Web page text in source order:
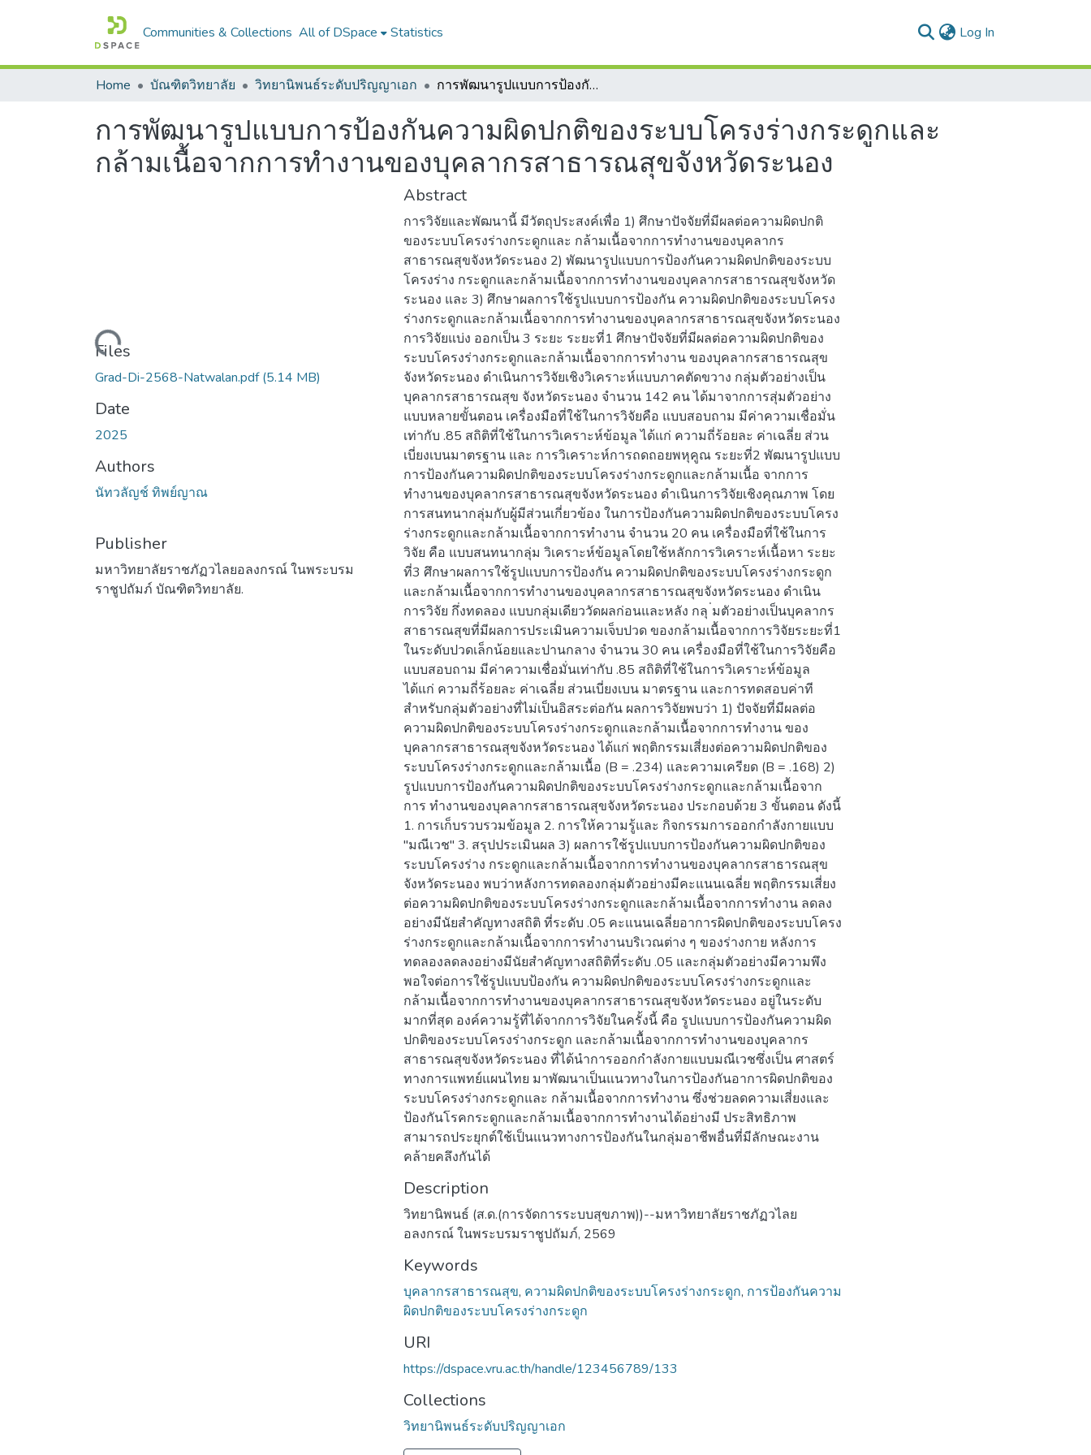
Communities & Collections All of DSpace Statistics Log In
Home บัณฑิตวิทยาลัย วิทยานิพนธ์ระดับปริญญาเอก การพัฒนารูปแบบการป้องกันความผิดปกติของระบบโครงร่างกระดูกและกล้ามเนื้อจากการทำงานของบุคลากรสาธารณสุขจังหวัดระนอง
การพัฒนารูปแบบการป้องกันความผิดปกติของระบบโครงร่างกระดูกและ
กล้ามเนื้อจากการทำงานของบุคลากรสาธารณสุขจังหวัดระนอง
Loading...
Files
Grad-Di-2568-Natwalan.pdf(5.14 MB)
Date
2025
Authors
นัทวลัญช์ ทิพย์ญาณ
Publisher
มหาวิทยาลัยราชภัฏวไลยอลงกรณ์ ในพระบรม
ราชูปถัมภ์ บัณฑิตวิทยาลัย.
Abstract
การวิจัยและพัฒนานี้ มีวัตถุประสงค์เพื่อ 1) ศึกษาปัจจัยที่มีผลต่อความผิดปกติ
ของระบบโครงร่างกระดูกและ กล้ามเนื้อจากการทำงานของบุคลากร
สาธารณสุขจังหวัดระนอง 2) พัฒนารูปแบบการป้องกันความผิดปกติของระบบ
โครงร่าง กระดูกและกล้ามเนื้อจากการทำงานของบุคลากรสาธารณสุขจังหวัด
ระนอง และ 3) ศึกษาผลการใช้รูปแบบการป้องกัน ความผิดปกติของระบบโครง
ร่างกระดูกและกล้ามเนื้อจากการทำงานของบุคลากรสาธารณสุขจังหวัดระนอง
การวิจัยแบ่ง ออกเป็น 3 ระยะ ระยะที่1 ศึกษาปัจจัยที่มีผลต่อความผิดปกติของ
ระบบโครงร่างกระดูกและกล้ามเนื้อจากการทำงาน ของบุคลากรสาธารณสุข
จังหวัดระนอง ดำเนินการวิจัยเชิงวิเคราะห์แบบภาคตัดขวาง กลุ่มตัวอย่างเป็น
บุคลากรสาธารณสุข จังหวัดระนอง จำนวน 142 คน ได้มาจากการสุ่มตัวอย่าง
แบบหลายขั้นตอน เครื่องมือที่ใช้ในการวิจัยคือ แบบสอบถาม มีค่าความเชื่อมั่น
เท่ากับ .85 สถิติที่ใช้ในการวิเคราะห์ข้อมูล ได้แก่ ความถี่ร้อยละ ค่าเฉลี่ย ส่วน
เบี่ยงเบนมาตรฐาน และ การวิเคราะห์การถดถอยพหุคูณ ระยะที่2 พัฒนารูปแบบ
การป้องกันความผิดปกติของระบบโครงร่างกระดูกและกล้ามเนื้อ จากการ
ทำงานของบุคลากรสาธารณสุขจังหวัดระนอง ดำเนินการวิจัยเชิงคุณภาพ โดย
การสนทนากลุ่มกับผู้มีส่วนเกี่ยวข้อง ในการป้องกันความผิดปกติของระบบโครง
ร่างกระดูกและกล้ามเนื้อจากการทำงาน จำนวน 20 คน เครื่องมือที่ใช้ในการ
วิจัย คือ แบบสนทนากลุ่ม วิเคราะห์ข้อมูลโดยใช้หลักการวิเคราะห์เนื้อหา ระยะ
ที่3 ศึกษาผลการใช้รูปแบบการป้องกัน ความผิดปกติของระบบโครงร่างกระดูก
และกล้ามเนื้อจากการทำงานของบุคลากรสาธารณสุขจังหวัดระนอง ดำเนิน
การวิจัย กึ่งทดลอง แบบกลุ่มเดียววัดผลก่อนและหลัง กลุ ่มตัวอย่างเป็นบุคลากร
สาธารณสุขที่มีผลการประเมินความเจ็บปวด ของกล้ามเนื้อจากการวิจัยระยะที่1
ในระดับปวดเล็กน้อยและปานกลาง จำนวน 30 คน เครื่องมือที่ใช้ในการวิจัยคือ
แบบสอบถาม มีค่าความเชื่อมั่นเท่ากับ .85 สถิติที่ใช้ในการวิเคราะห์ข้อมูล
ได้แก่ ความถี่ร้อยละ ค่าเฉลี่ย ส่วนเบี่ยงเบน มาตรฐาน และการทดสอบค่าที
สำหรับกลุ่มตัวอย่างที่ไม่เป็นอิสระต่อกัน ผลการวิจัยพบว่า 1) ปัจจัยที่มีผลต่อ
ความผิดปกติของระบบโครงร่างกระดูกและกล้ามเนื้อจากการทำงาน ของ
บุคลากรสาธารณสุขจังหวัดระนอง ได้แก่ พฤติกรรมเสี่ยงต่อความผิดปกติของ
ระบบโครงร่างกระดูกและกล้ามเนื้อ (B = .234) และความเครียด (B = .168) 2)
รูปแบบการป้องกันความผิดปกติของระบบโครงร่างกระดูกและกล้ามเนื้อจาก
การ ทำงานของบุคลากรสาธารณสุขจังหวัดระนอง ประกอบด้วย 3 ขั้นตอน ดังนี้
1. การเก็บรวบรวมข้อมูล 2. การให้ความรู้และ กิจกรรมการออกกำลังกายแบบ
"มณีเวช" 3. สรุปประเมินผล 3) ผลการใช้รูปแบบการป้องกันความผิดปกติของ
ระบบโครงร่าง กระดูกและกล้ามเนื้อจากการทำงานของบุคลากรสาธารณสุข
จังหวัดระนอง พบว่าหลังการทดลองกลุ่มตัวอย่างมีคะแนนเฉลี่ย พฤติกรรมเสี่ยง
ต่อความผิดปกติของระบบโครงร่างกระดูกและกล้ามเนื้อจากการทำงาน ลดลง
อย่างมีนัยสำคัญทางสถิติ ที่ระดับ .05 คะแนนเฉลี่ยอาการผิดปกติของระบบโครง
ร่างกระดูกและกล้ามเนื้อจากการทำงานบริเวณต่าง ๆ ของร่างกาย หลังการ
ทดลองลดลงอย่างมีนัยสำคัญทางสถิติที่ระดับ .05 และกลุ่มตัวอย่างมีความพึง
พอใจต่อการใช้รูปแบบป้องกัน ความผิดปกติของระบบโครงร่างกระดูกและ
กล้ามเนื้อจากการทำงานของบุคลากรสาธารณสุขจังหวัดระนอง อยู่ในระดับ
มากที่สุด องค์ความรู้ที่ได้จากการวิจัยในครั้งนี้ คือ รูปแบบการป้องกันความผิด
ปกติของระบบโครงร่างกระดูก และกล้ามเนื้อจากการทำงานของบุคลากร
สาธารณสุขจังหวัดระนอง ที่ได้นำการออกกำลังกายแบบมณีเวชซึ่งเป็น ศาสตร์
ทางการแพทย์แผนไทย มาพัฒนาเป็นแนวทางในการป้องกันอาการผิดปกติของ
ระบบโครงร่างกระดูกและ กล้ามเนื้อจากการทำงาน ซึ่งช่วยลดความเสี่ยงและ
ป้องกันโรคกระดูกและกล้ามเนื้อจากการทำงานได้อย่างมี ประสิทธิภาพ
สามารถประยุกต์ใช้เป็นแนวทางการป้องกันในกลุ่มอาชีพอื่นที่มีลักษณะงาน
คล้ายคลึงกันได้
Description
วิทยานิพนธ์ (ส.ด.(การจัดการระบบสุขภาพ))--มหาวิทยาลัยราชภัฏวไลย
อลงกรณ์ ในพระบรมราชูปถัมภ์, 2569
Keywords
บุคลากรสาธารณสุข, ความผิดปกติของระบบโครงร่างกระดูก, การป้องกันความ
ผิดปกติของระบบโครงร่างกระดูก
URI
https://dspace.vru.ac.th/handle/123456789/133
Collections
วิทยานิพนธ์ระดับปริญญาเอก